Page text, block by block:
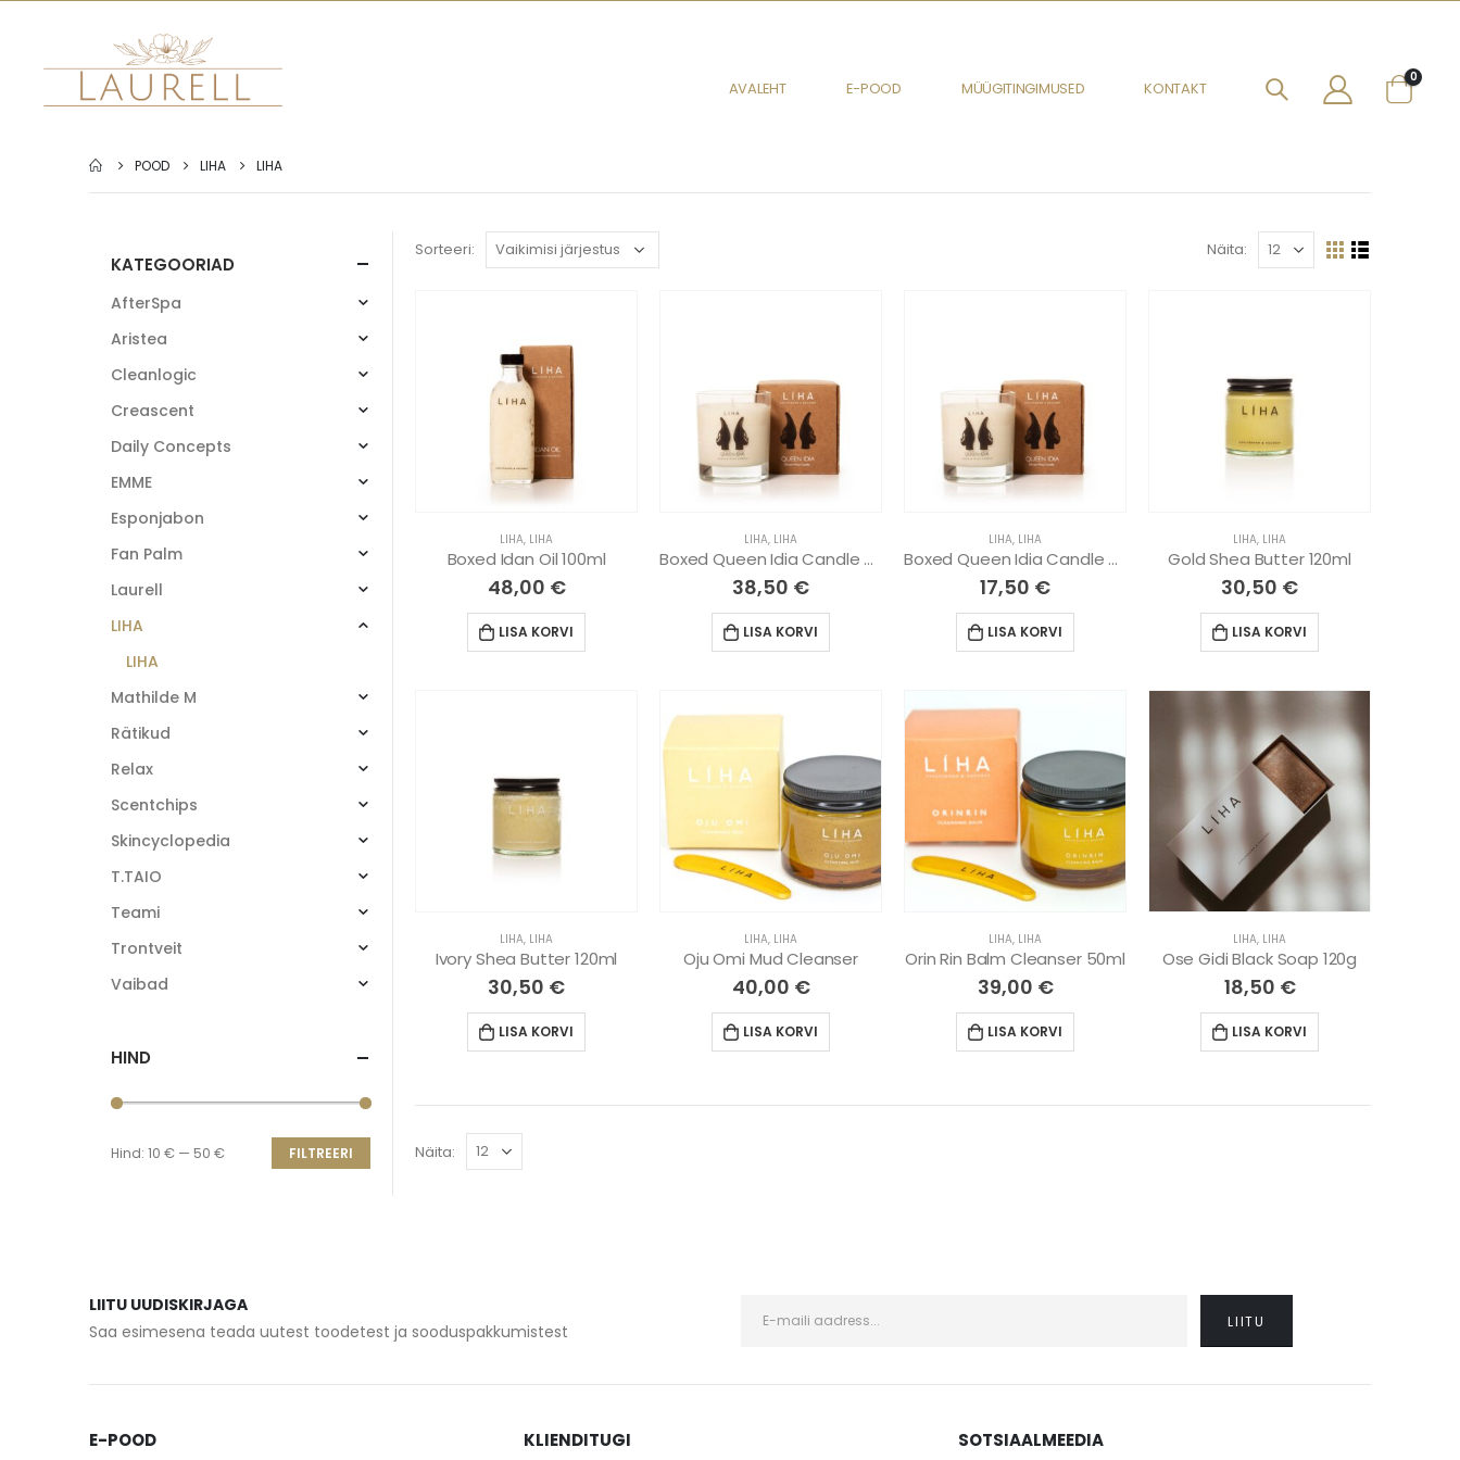
AVALEHT E-POOD MÜÜGITINGIMUSED KONTAKT
0
POOD LIHA LIHA
Sorteeri: Näita:
LIHA, LIHA
Boxed Idan Oil 100ml
48,00 €
LISA KORVI
LIHA, LIHA
Boxed Queen Idia Candle 220g
38,50 €
LISA KORVI
LIHA, LIHA
Boxed Queen Idia Candle 90g
17,50 €
LISA KORVI
LIHA, LIHA
Gold Shea Butter 120ml
30,50 €
LISA KORVI
LIHA, LIHA
Ivory Shea Butter 120ml
30,50 €
LISA KORVI
LIHA, LIHA
Oju Omi Mud Cleanser
40,00 €
LISA KORVI
LIHA, LIHA
Orin Rin Balm Cleanser 50ml
39,00 €
LISA KORVI
LIHA, LIHA
Ose Gidi Black Soap 120g
18,50 €
LISA KORVI
Näita:
KATEGOORIAD
AfterSpa
Aristea
Cleanlogic
Creascent
Daily Concepts
EMME
Esponjabon
Fan Palm
Laurell
LIHA
LIHA
Mathilde M
Rätikud
Relax
Scentchips
Skincyclopedia
T.TAIO
Teami
Trontveit
Vaibad
HIND
FILTREERI
Hind: 10 € — 50 €
LIITU UUDISKIRJAGA
Saa esimesena teada uutest toodetest ja sooduspakkumistest
E-POOD KLIENDITUGI SOTSIAALMEEDIA